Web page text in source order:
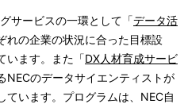
サービスの一環として「データ活
れの企業の状況に合った目標設
います。また「DX人材育成サービ
NECのデータサイエンティストが
ています。プログラムは、NEC自